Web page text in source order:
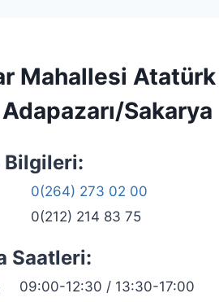
Mahallesi Atatürk
Sakarya
0(264) 273 02 00
0(212) 214 83 75
Saatleri:
09:00-12:30 / 13:30-17:00